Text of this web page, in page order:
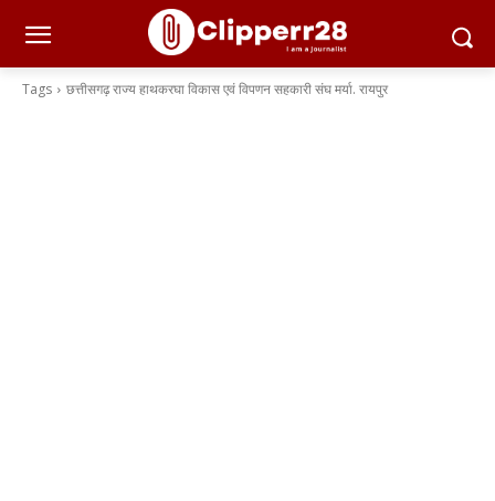
Tags छत्तीसगढ़ राज्य हाथकरघा विकास एवं विपणन सहकारी संघ मर्या. रायपुर